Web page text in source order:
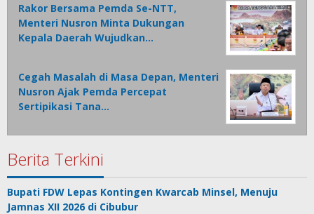
Rakor Bersama Pemda Se-NTT,
Menteri Nusron Minta Dukungan
Kepala Daerah Wujudkan…
Cegah Masalah di Masa Depan, Menteri
Nusron Ajak Pemda Percepat
Sertipikasi Tana…
Berita Terkini
Bupati FDW Lepas Kontingen Kwarcab Minsel, Menuju
Jamnas XII 2026 di Cibubur